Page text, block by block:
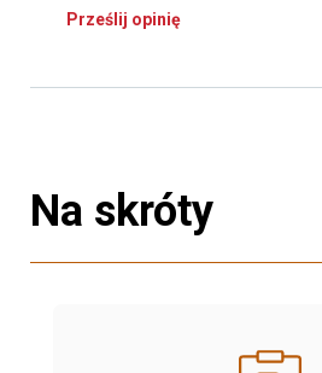
Prześlij opinię
Na skróty